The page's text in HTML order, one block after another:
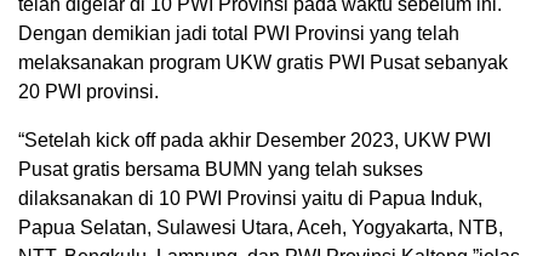
telah digelar di 10 PWI Provinsi pada waktu sebelum ini.
Dengan demikian jadi total PWI Provinsi yang telah
melaksanakan program UKW gratis PWI Pusat sebanyak
20 PWI provinsi.
“Setelah kick off pada akhir Desember 2023, UKW PWI
Pusat gratis bersama BUMN yang telah sukses
dilaksanakan di 10 PWI Provinsi yaitu di Papua Induk,
Papua Selatan, Sulawesi Utara, Aceh, Yogyakarta, NTB,